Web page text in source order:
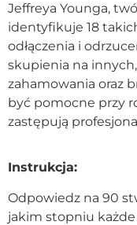
Jeffreya Younga,
identyfikuje 18
odłączenia i
skupienia na
zahamowania oraz
być pomocne przy
zastępują
Instrukcja:
Odpowiedz na 90
jakim stopniu